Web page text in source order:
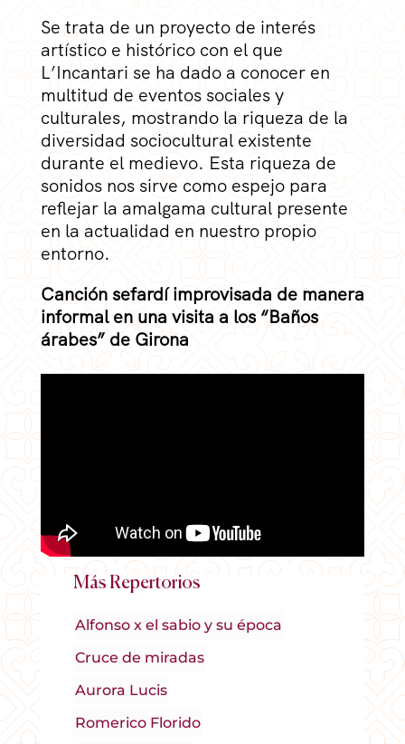
Se trata de un proyecto de interés
artístico e histórico con el que
L’Incantari se ha dado a conocer en
multitud de eventos sociales y
culturales, mostrando la riqueza de la
diversidad sociocultural existente
durante el medievo. Esta riqueza de
sonidos nos sirve como espejo para
reflejar la amalgama cultural presente
en la actualidad en nuestro propio
entorno.
Canción sefardí improvisada de manera
informal en una visita a los “Baños
árabes” de Girona
Más Repertorios
Alfonso x el sabio y su época
Cruce de miradas
Aurora Lucis
Romerico Florido